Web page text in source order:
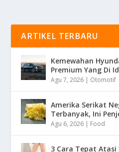
ARTIKEL TERBARU
Kemewahan
Premium Yang Di
Agu 7, 2026 | Otomotif
Amerika Serikat
Terbanyak, Ini
Agu 6, 2026 | Food
3 Cara Tepat